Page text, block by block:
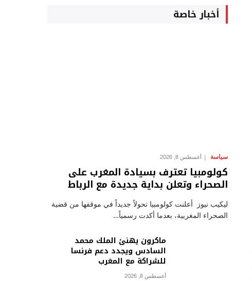
أخبار خاصة
سياسة أغسطس 8, 2026
كولومبيا تعترف بسيادة المغرب على
الصحراء وتعلن بداية جديدة مع الرباط
ليكيب نيوز أعلنت كولومبيا تحولاً جديداً في موقفها من قضية
الصحراء المغربية، بعدما أكدت رسمياً…
ماكرون يهنئ الملك محمد
السادس ويجدد دعم فرنسا
للشراكة مع المغرب
أغسطس 8, 2026